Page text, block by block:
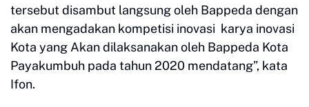
tersebut disambut langsung oleh Bappeda dengan
akan mengadakan kompetisi inovasi karya inovasi
Kota yang Akan dilaksanakan oleh Bappeda Kota
Payakumbuh pada tahun 2020 mendatang”, kata
Ifon.